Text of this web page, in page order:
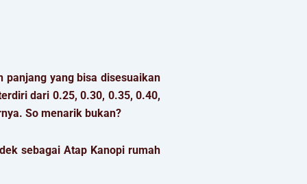
panjang yang bisa disesuaikan
dari 0.25, 0.30, 0.35, 0.40,
So menarik bukan?
sebagai Atap Kanopi rumah